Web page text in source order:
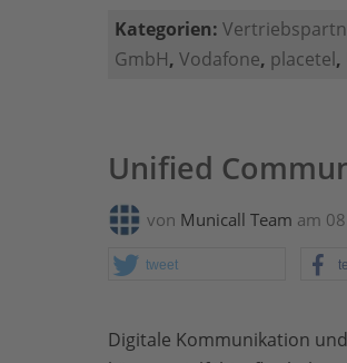
Kategorien:
GmbH, Vodafone, placetel,
Unified
von Municall Team am
tweet
Digitale Kommunikation